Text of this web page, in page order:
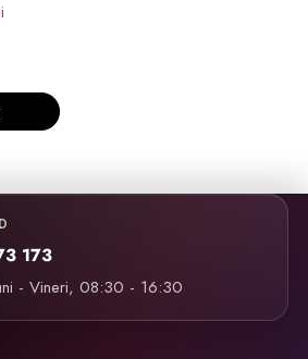
173
- Vineri, 08:30 - 16:30